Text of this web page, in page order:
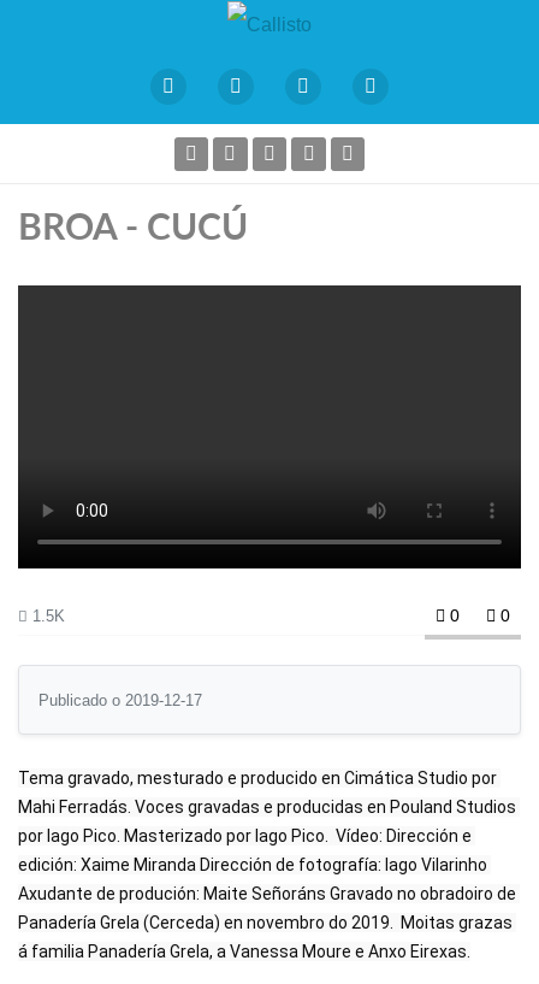
BROA - CUCÚ
1.5K 0 0
Publicado o 2019-12-17
Tema gravado, mesturado e producido en Cimática Studio por
Mahi Ferradás. Voces gravadas e producidas en Pouland Studios
por Iago Pico. Masterizado por Iago Pico.  Vídeo: Dirección e
edición: Xaime Miranda Dirección de fotografía: Iago Vilarinho
Axudante de produción: Maite Señoráns Gravado no obradoiro de
Panadería Grela (Cerceda) en novembro do 2019.  Moitas grazas
á familia Panadería Grela, a Vanessa Moure e Anxo Eirexas.